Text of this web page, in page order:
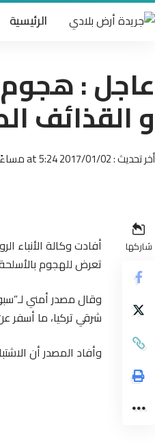
الرئيسية
عاجل : هجوم
و القذائف
أخر تحديث : 2017/01/02 at 5:24 مساءً
شاركها
أفادت وكالة الأنباء
تعرض للهجوم
وقال مصدر أمني
شرقي تركيا، ما
وأفاد المصدر أن